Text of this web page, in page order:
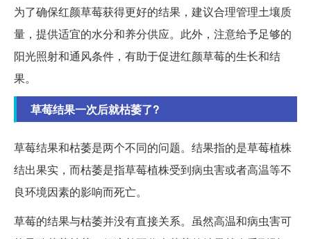
为了确保红颜草莓获得更好的结果，建议合理管理土壤质
量，提供适宜的水分和养分供应。此外，注意给予足够的
阳光照射和通风条件，有助于促进红颜草莓的生长和结
果。
草莓结果一次后就枯萎了?
草莓结果和枯萎是两个不同的问题。结果指的是草莓植株
结出果实，而枯萎是指草莓植株受到病虫害或者高温等不
良环境因素的影响而死亡。
草莓的结果与枯萎并没有直接关系。虽然高温和病虫害可